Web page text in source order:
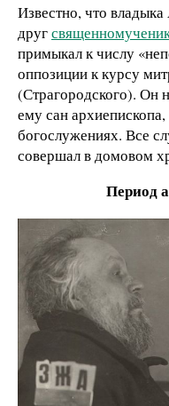
Известно, что
друг
примыкал к числу
оппозиции к курсу
(Страгородского). Он
ему сан
богослужениях. Все
совершал в домовом
Период